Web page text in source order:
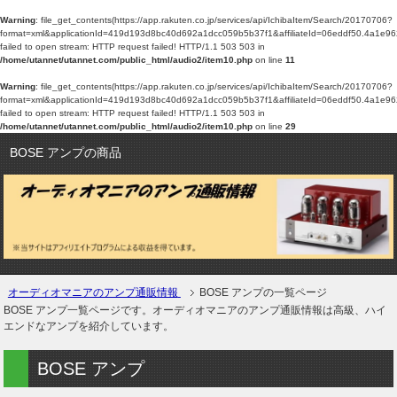
Warning: file_get_contents(https://app.rakuten.co.jp/services/api/IchibaItem/Search/20170706?
failed to open stream: HTTP request failed! HTTP/1.1 503 503 in
/home/utannet/utannet.com/public_html/audio2/item10.php on line 11
Warning: file_get_contents(https://app.rakuten.co.jp/services/api/IchibaItem/Search/20170706?
failed to open stream: HTTP request failed! HTTP/1.1 503 503 in
/home/utannet/utannet.com/public_html/audio2/item10.php on line 29
BOSE アンプの商品
オーディオマニアのアンプ通販情報
BOSE アンプの一覧ページ
BOSE アンプ一覧ページです。オーディオマニアのアンプ通販情報は高級、ハイ
エンドなアンプを紹介しています。
BOSE アンプ